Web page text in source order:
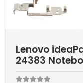
Lenovo
24383